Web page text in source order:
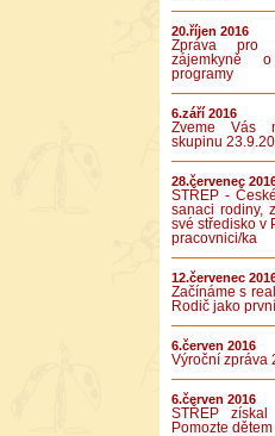
20.říjen 2016
Zpráva pro
zájemkyně
programy
6.září 2016
Zveme Vás
skupinu
28.červenec
STŘEP -
sanaci rodiny,
své středisko v
pracovnici/ka
12.červenec
Začínáme s
Rodič jako
6.červen 2016
Výroční zpráva
6.červen 2016
STŘEP
Pomozte dětem